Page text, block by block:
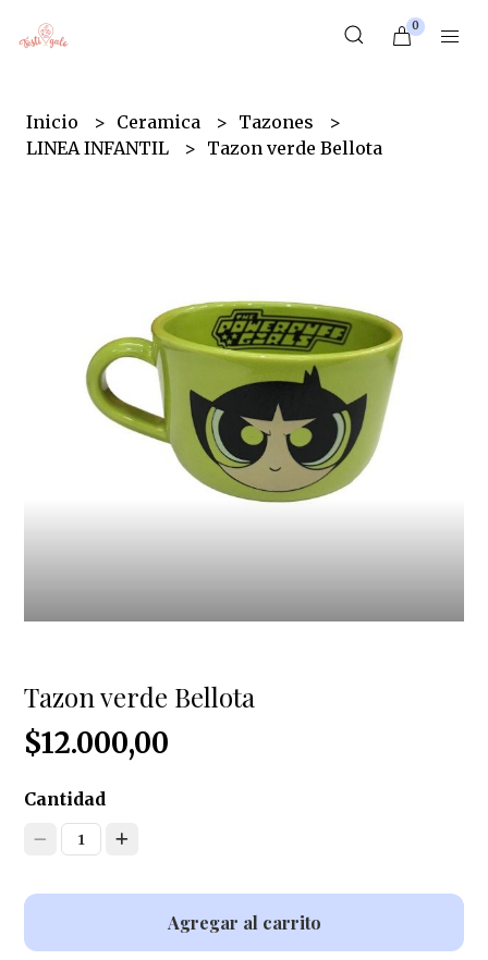
0
Inicio Ceramica
Tazones
LINEA INFANTIL
Tazon verde Bellota
Tazon verde Bellota
$12.000,00
Cantidad
1
Agregar al carrito